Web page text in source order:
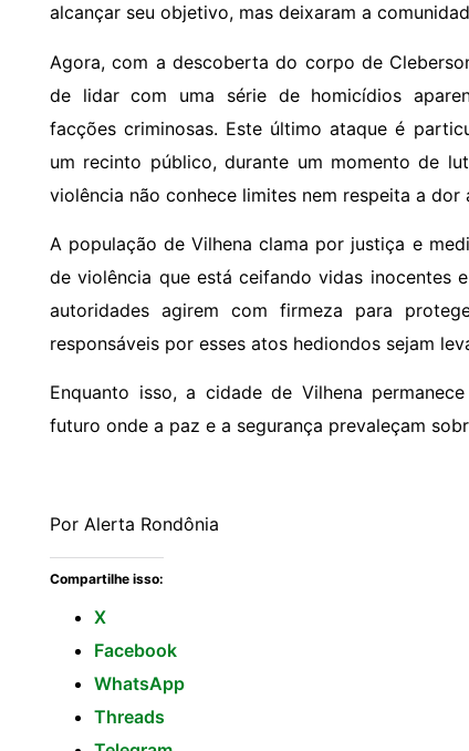
alcançar seu objetivo, mas deixaram a
Agora, com a descoberta do corpo de
de lidar com uma série de homicídios
facções criminosas. Este último ataque é
um recinto público, durante um momento de
violência não conhece limites nem respeita a dor
A população de Vilhena clama por justiça e
de violência que está ceifando vidas inocentes
autoridades agirem com firmeza para
responsáveis por esses atos hediondos sejam
Enquanto isso, a cidade de Vilhena
futuro onde a paz e a segurança prevaleçam
Por Alerta Rondônia
Compartilhe isso:
X
Facebook
WhatsApp
Threads